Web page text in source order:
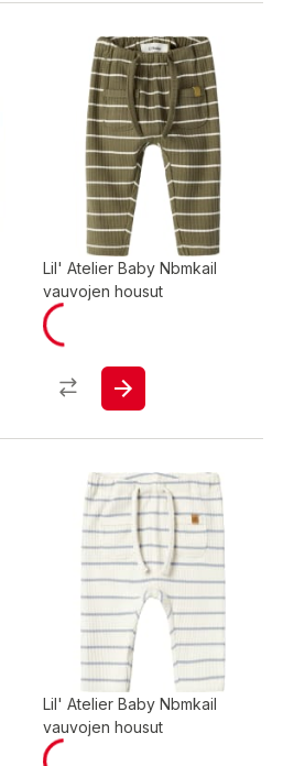
Lil' Atelier Baby Nbmkail
vauvojen housut
Lil' Atelier Baby Nbmkail
vauvojen housut